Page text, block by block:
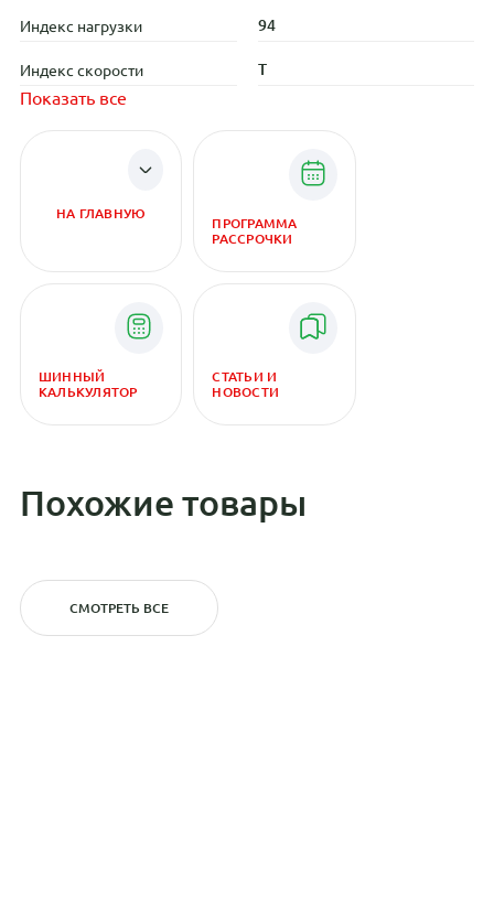
Индекс нагрузки 94
Индекс скорости T
Показать все
НА ГЛАВНУЮ
ПРОГРАММА
РАССРОЧКИ
ШИННЫЙ
КАЛЬКУЛЯТОР
СТАТЬИ И
НОВОСТИ
Похожие товары
СМОТРЕТЬ ВСЕ